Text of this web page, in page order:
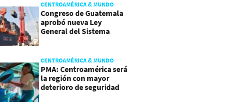
CENTROAMÉRICA & MUNDO
Congreso de Guatemala
aprobó nueva Ley
General del Sistema
CENTROAMÉRICA & MUNDO
PMA: Centroamérica será
la región con mayor
deterioro de seguridad